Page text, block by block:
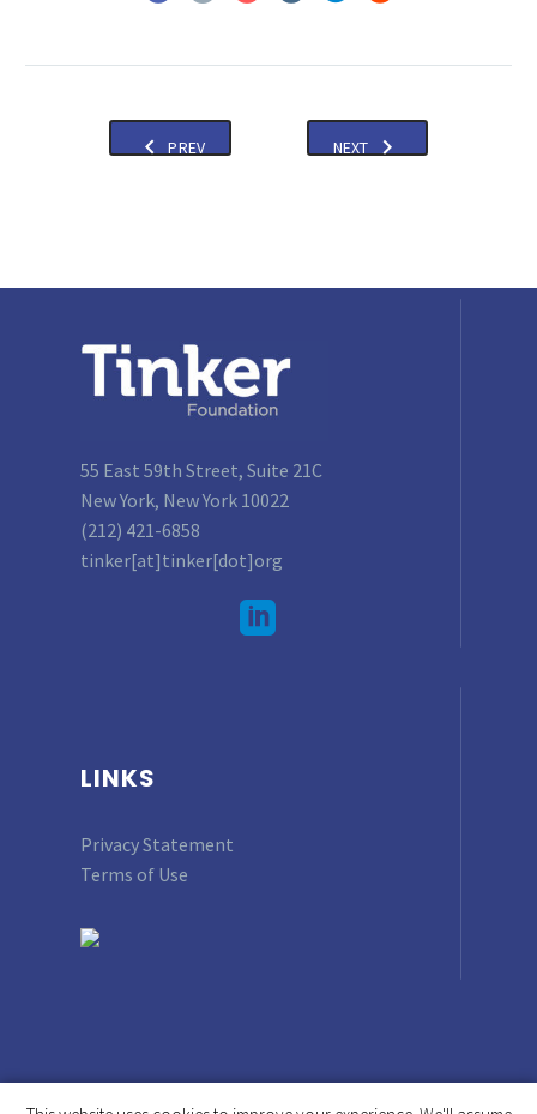
PREV NEXT
55 East 59th Street, Suite 21C
New York, New York 10022
(212) 421-6858
tinker[at]tinker[dot]org
LINKS
Privacy Statement
Terms of Use